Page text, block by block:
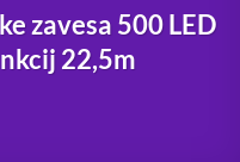
zavesa 500 LED
22,5m